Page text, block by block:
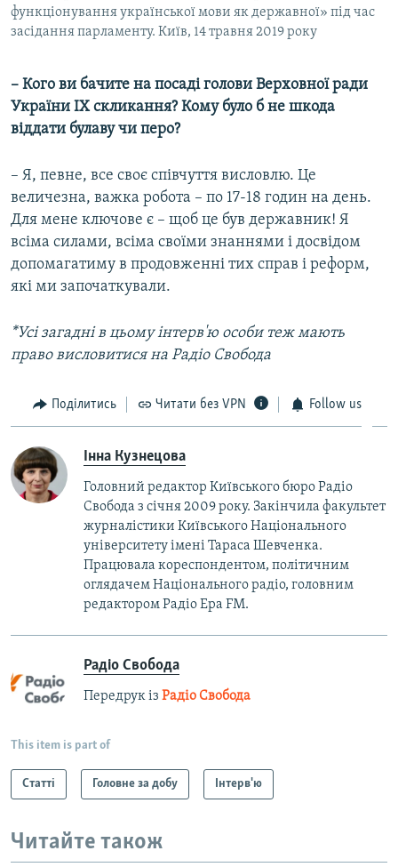
функціонування української мови як державної» під час
засідання парламенту. Київ, 14 травня 2019 року
– Кого ви бачите на посаді голови Верховної ради
України ІХ скликання? Кому було б не шкода
віддати булаву чи перо?
– Я, певне, все своє співчуття висловлю. Це
величезна, важка робота – по 17-18 годин на день.
Для мене ключове є – щоб це був державник! Я
всіма силами, всіма своїми знаннями і досвідом
допомагатиму в продовженні тих справ і реформ,
які ми започаткували.
*Усі загадні в цьому інтерв'ю особи теж мають
право висловитися на Радіо Свобода
Поділитись Читати без VPN Follow us
Інна Кузнецова
Головний редактор Київського бюро Радіо
Свобода з січня 2009 року. Закінчила факультет
журналістики Київського Національного
університету імені Тараса Шевченка.
Працювала кореспондентом, політичним
оглядачем Національного радіо, головним
редактором Радіо Ера FM.
Радіо Свобода
Передрук із Радіо Свобода
This item is part of
Статті Головне за добу Інтерв'ю
Читайте також